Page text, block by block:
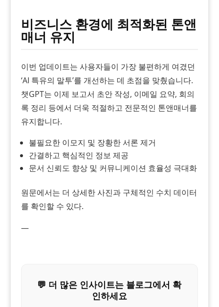
비즈니스 환경에 최적화된 톤앤
매너 유지
이번 업데이트는 사용자들이 가장 불편하게 여겼던
‘AI 특유의 말투’를 개선하는 데 초점을 맞췄습니다.
챗GPT는 이제 보고서 초안 작성, 이메일 요약, 회의
록 정리 등에서 더욱 적절하고 전문적인 톤앤매너를
유지합니다.
불필요한 이모지 및 장황한 서론 제거
간결하고 핵심적인 정보 제공
문서 신뢰도 향상 및 커뮤니케이션 효율성 극대화
원문에서는 더 상세한 사진과 구체적인 수치 데이터
를 확인할 수 있다.
—
💬 더 많은 인사이트는 블로그에서 확
인하세요